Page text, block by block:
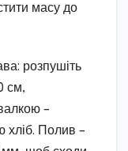
масу до
розпушіть
см,
–
хліб. Полив –